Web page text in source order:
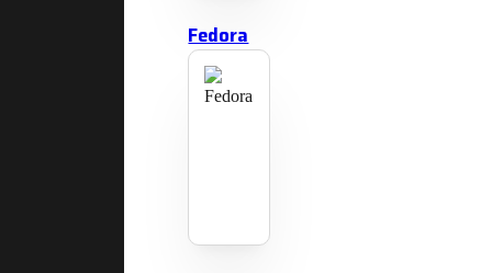
Fedora